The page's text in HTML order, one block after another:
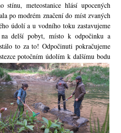
stínu, meteostanice hlásí upocených
po modrém značení do míst zvaných
údolí a u vodního toku zastavujeme
delší pobyt, místo k odpočinku a
to za to! Odpočinuti pokračujeme
potočním údolím k dalšímu bodu